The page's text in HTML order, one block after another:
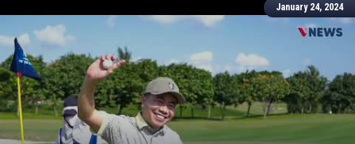
January 24, 2024